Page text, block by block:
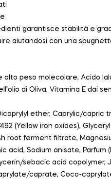
garantisce stabilità e
aiutandosi con una
alto peso molecolare, Acido
di Oliva, Vitamina E dai
ether, Caprylic/capric
(Yellow iron oxides),
root ferment filtrate,
acid, Sodium anisate,
sebacic acid copolymer,
caprate, Coco-